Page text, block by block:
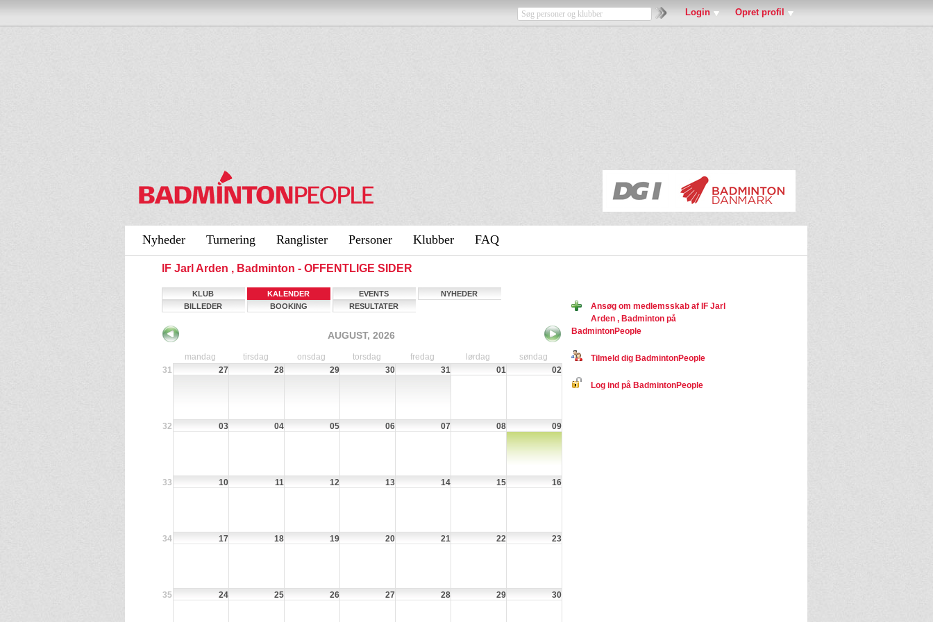
Login Opret profil
Nyheder Turnering Ranglister Personer Klubber FAQ
IF Jarl Arden , Badminton - OFFENTLIGE SIDER
KLUB KALENDER EVENTS
NYHEDER
BILLEDER
BOOKING RESULTATER
AUGUST, 2026
mandag tirsdag onsdag torsdag fredag lørdag
søndag
31
27 28 29 30 31 01 02
32 03 04 05 06 07 08 09
33 10 11 12 13 14 15 16
34 17 18 19 20 21 22 23
35 24 25 26 27 28 29 30
Ansøg om medlemsskab af IF Jarl
Arden , Badminton på
BadmintonPeople
Tilmeld dig BadmintonPeople
Log ind på BadmintonPeople